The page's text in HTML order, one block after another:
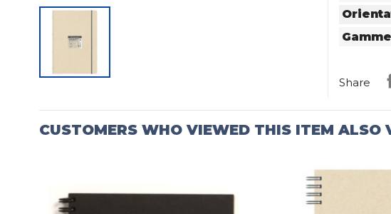
Gamme
Share
CUSTOMERS WHO VIEWED THIS ITEM ALSO